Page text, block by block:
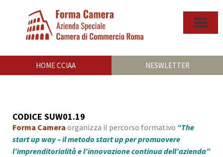
HOME CCIAA NESWLETTER
CODICE SUW01.19
Forma Camera organizza il percorso formativo “The
start up way – il metodo start up per promuovere
l’imprenditorialità e l’innovazione continua dell’azienda”